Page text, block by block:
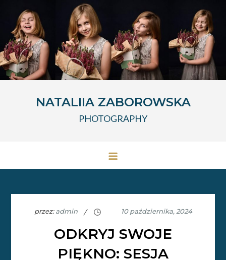
treści
NATALIIA ZABOROWSKA
PHOTOGRAPHY
przez:admin
ODKRYJ SWOJE
PIĘKNO: SESJA